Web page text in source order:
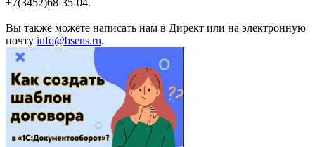
Вы также можете написать нам в Директ или на электронную
почту info@bsens.ru.